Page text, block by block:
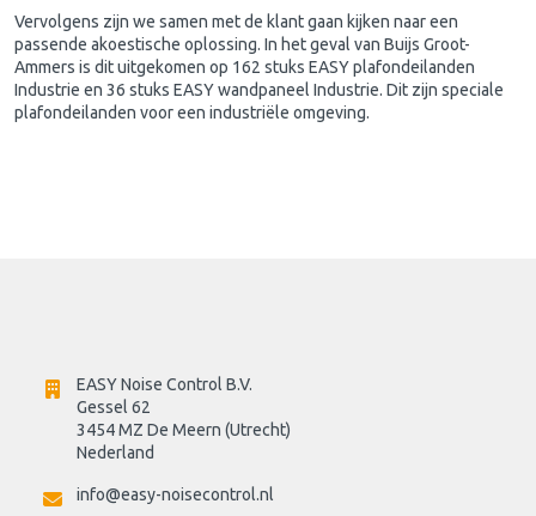
Vervolgens zijn we samen met de klant gaan kijken naar een
passende akoestische oplossing. In het geval van Buijs Groot-
Ammers is dit uitgekomen op 162 stuks EASY plafondeilanden
Industrie en 36 stuks EASY wandpaneel Industrie. Dit zijn speciale
plafondeilanden voor een industriële omgeving.
EASY Noise Control B.V.
Gessel 62
3454 MZ De Meern (Utrecht)
Nederland
info@easy-noisecontrol.nl